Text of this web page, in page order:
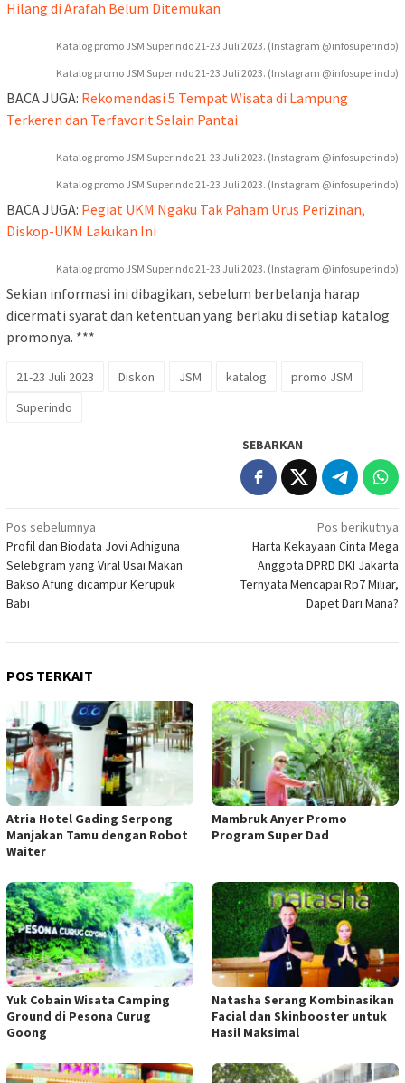
Hilang di Arafah Belum Ditemukan
Katalog promo JSM Superindo 21-23 Juli 2023. (Instagram @infosuperindo)
Katalog promo JSM Superindo 21-23 Juli 2023. (Instagram @infosuperindo)
BACA JUGA: Rekomendasi 5 Tempat Wisata di Lampung
Terkeren dan Terfavorit Selain Pantai
Katalog promo JSM Superindo 21-23 Juli 2023. (Instagram @infosuperindo)
Katalog promo JSM Superindo 21-23 Juli 2023. (Instagram @infosuperindo)
BACA JUGA: Pegiat UKM Ngaku Tak Paham Urus Perizinan,
Diskop-UKM Lakukan Ini
Katalog promo JSM Superindo 21-23 Juli 2023. (Instagram @infosuperindo)
Sekian informasi ini dibagikan, sebelum berbelanja harap
dicermati syarat dan ketentuan yang berlaku di setiap katalog
promonya. ***
21-23 Juli 2023 Diskon JSM katalog
promo JSM
Superindo
SEBARKAN
Navigasi
pos
Pos sebelumnya
Profil dan Biodata Jovi Adhiguna
Selebgram yang Viral Usai Makan
Bakso Afung dicampur Kerupuk
Babi
Pos berikutnya
Harta Kekayaan Cinta Mega
Anggota DPRD DKI Jakarta
Ternyata Mencapai Rp7 Miliar,
Dapet Dari Mana?
POS TERKAIT
Atria Hotel Gading Serpong
Manjakan Tamu dengan Robot
Waiter
Mambruk Anyer Promo
Program Super Dad
Yuk Cobain Wisata Camping
Ground di Pesona Curug
Goong
Natasha Serang Kombinasikan
Facial dan Skinbooster untuk
Hasil Maksimal